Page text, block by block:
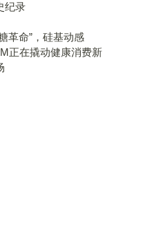
纪录
革命”，硅基动感
正在撬动健康消费新